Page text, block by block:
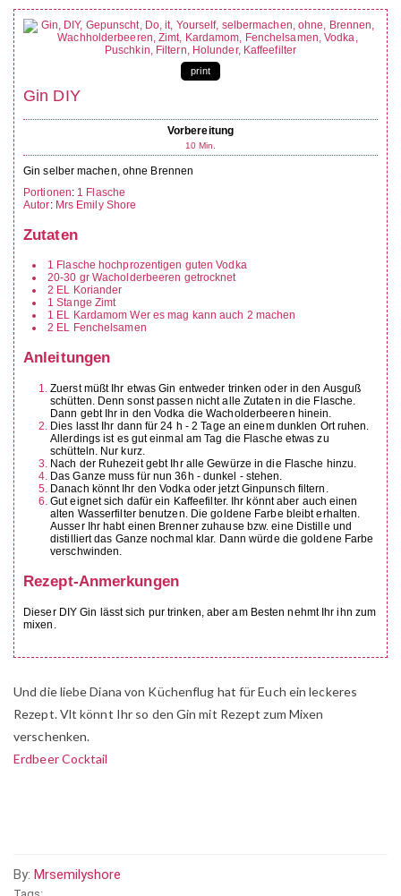
print
Gin DIY
Vorbereitung
10 Min.
Gin selber machen, ohne Brennen
Portionen: 1 Flasche
Autor: Mrs Emily Shore
Zutaten
1 Flasche hochprozentigen guten Vodka
20-30 gr Wacholderbeeren getrocknet
2 EL Koriander
1 Stange Zimt
1 EL Kardamom Wer es mag kann auch 2 machen
2 EL Fenchelsamen
Anleitungen
Zuerst müßt Ihr etwas Gin entweder trinken oder in den Ausguß
schütten. Denn sonst passen nicht alle Zutaten in die Flasche.
Dann gebt Ihr in den Vodka die Wacholderbeeren hinein.
Dies lasst Ihr dann für 24 h - 2 Tage an einem dunklen Ort ruhen.
Allerdings ist es gut einmal am Tag die Flasche etwas zu
schütteln. Nur kurz.
Nach der Ruhezeit gebt Ihr alle Gewürze in die Flasche hinzu.
Das Ganze muss für nun 36h - dunkel - stehen.
Danach könnt Ihr den Vodka oder jetzt Ginpunsch filtern.
Gut eignet sich dafür ein Kaffeefilter. Ihr könnt aber auch einen
alten Wasserfilter benutzen. Die goldene Farbe bleibt erhalten.
Ausser Ihr habt einen Brenner zuhause bzw. eine Distille und
distilliert das Ganze nochmal klar. Dann würde die goldene Farbe
verschwinden.
Rezept-Anmerkungen
Dieser DIY Gin lässt sich pur trinken, aber am Besten nehmt Ihr ihn zum
mixen.
Und die liebe Diana von Küchenflug hat für Euch ein leckeres
Rezept. Vlt könnt Ihr so den Gin mit Rezept zum Mixen
verschenken.
Erdbeer Cocktail
By: Mrsemilyshore